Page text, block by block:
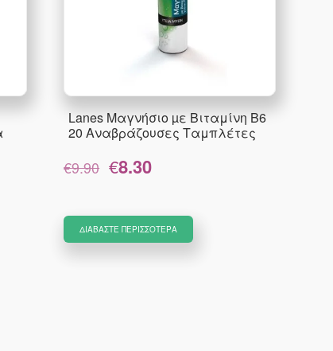
Lanes Μαγνήσιο µε Βιταμίνη B6
20 Αναβράζουσες Ταμπλέτες
€9.90
Original
price
€8.30
€8.30.
ΔΙΑΒΆΣΤΕ ΠΕΡΙΣΣΌΤΕΡΑ